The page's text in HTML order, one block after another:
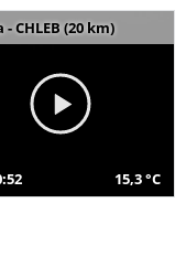
CHLEB (20 km)
15,3 °C